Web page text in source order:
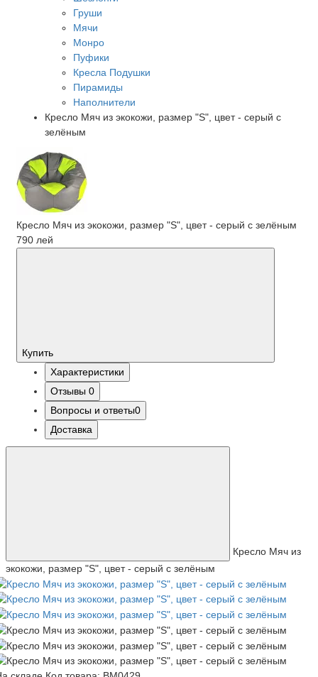
Груши
Мячи
Монро
Пуфики
Кресла Подушки
Пирамиды
Наполнители
Кресло Мяч из экокожи, размер "S", цвет - серый с
зелёным
Кресло Мяч из экокожи, размер "S", цвет - серый с зелёным
790 лей
Купить
Характеристики
Отзывы 0
Вопросы и ответы0
Доставка
Кресло Мяч из
экокожи, размер "S", цвет - серый с зелёным